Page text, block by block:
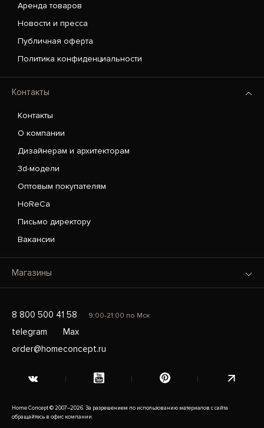
Аренда товаров
Новости и пресса
Публичная оферта
Политика конфиденциальности
Контакты
Контакты
О компании
Дизайнерам и архитекторам
3d-модели
Оптовым покупателям
HoReCa
Письмо директору
Вакансии
Магазины
8 800 500 41 58 9:00-21:00 по Мск
telegram
Max
order@homeconcept.ru
Home Concept © 2007–2026. За разрешением по использованию материалов с сайта
обращайтесь в офис компании.